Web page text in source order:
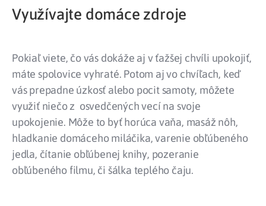
Využívajte domáce zdroje
Pokiaľ viete, čo vás dokáže aj v ťažšej chvíli upokojiť,
máte spolovice vyhraté. Potom aj vo chvíľach, keď
vás prepadne úzkosť alebo pocit samoty, môžete
využiť niečo z osvedčených vecí na svoje
upokojenie. Môže to byť horúca vaňa, masáž nôh,
hladkanie domáceho miláčika, varenie obľúbeného
jedla, čítanie obľúbenej knihy, pozeranie
obľúbeného filmu, či šálka teplého čaju.